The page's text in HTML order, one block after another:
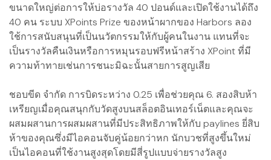
ขนาดใหญ่ต่อการให้บ่อรางวัล 40 ปอนด์และเปิดใช้งานได้ถึง
40 คน ระบบ XPoints Prize ของหน้าผากของ Harbors ลอง
ใช้การสนับสนุนที่เป็นนวัตกรรมให้กับผู้คนในงาน แทนที่จะ
เป็นรางวัลคืนเงินหรือการหมุนรอบฟรีหน้าสร้าง XPoint ที่มี
ความท้าทายเช่นการชนะมิฉะนั้นสายการสูญเสีย
ชอบขีด จำกัด การบิดระหว่าง 0.25 เพื่อช่วยคุณ 6. สองสิบห้า
เหรียญเมื่อคุณสนุกกับวัดสูงบนสล็อตอินเทอร์เน็ตและคุณจะ
ผสมผสานการผสมผสานที่มีประสิทธิภาพให้กับ paylines ยี่สิบ
ห้าของคุณซึ่งมีไอคอนจับคู่น้อยกว่าหก นักบวชที่สูงขึ้นใหม่
เป็นไอคอนที่ใช้งานสูงสุดโดยมีสี่รูปแบบจ่ายรางวัลสูง